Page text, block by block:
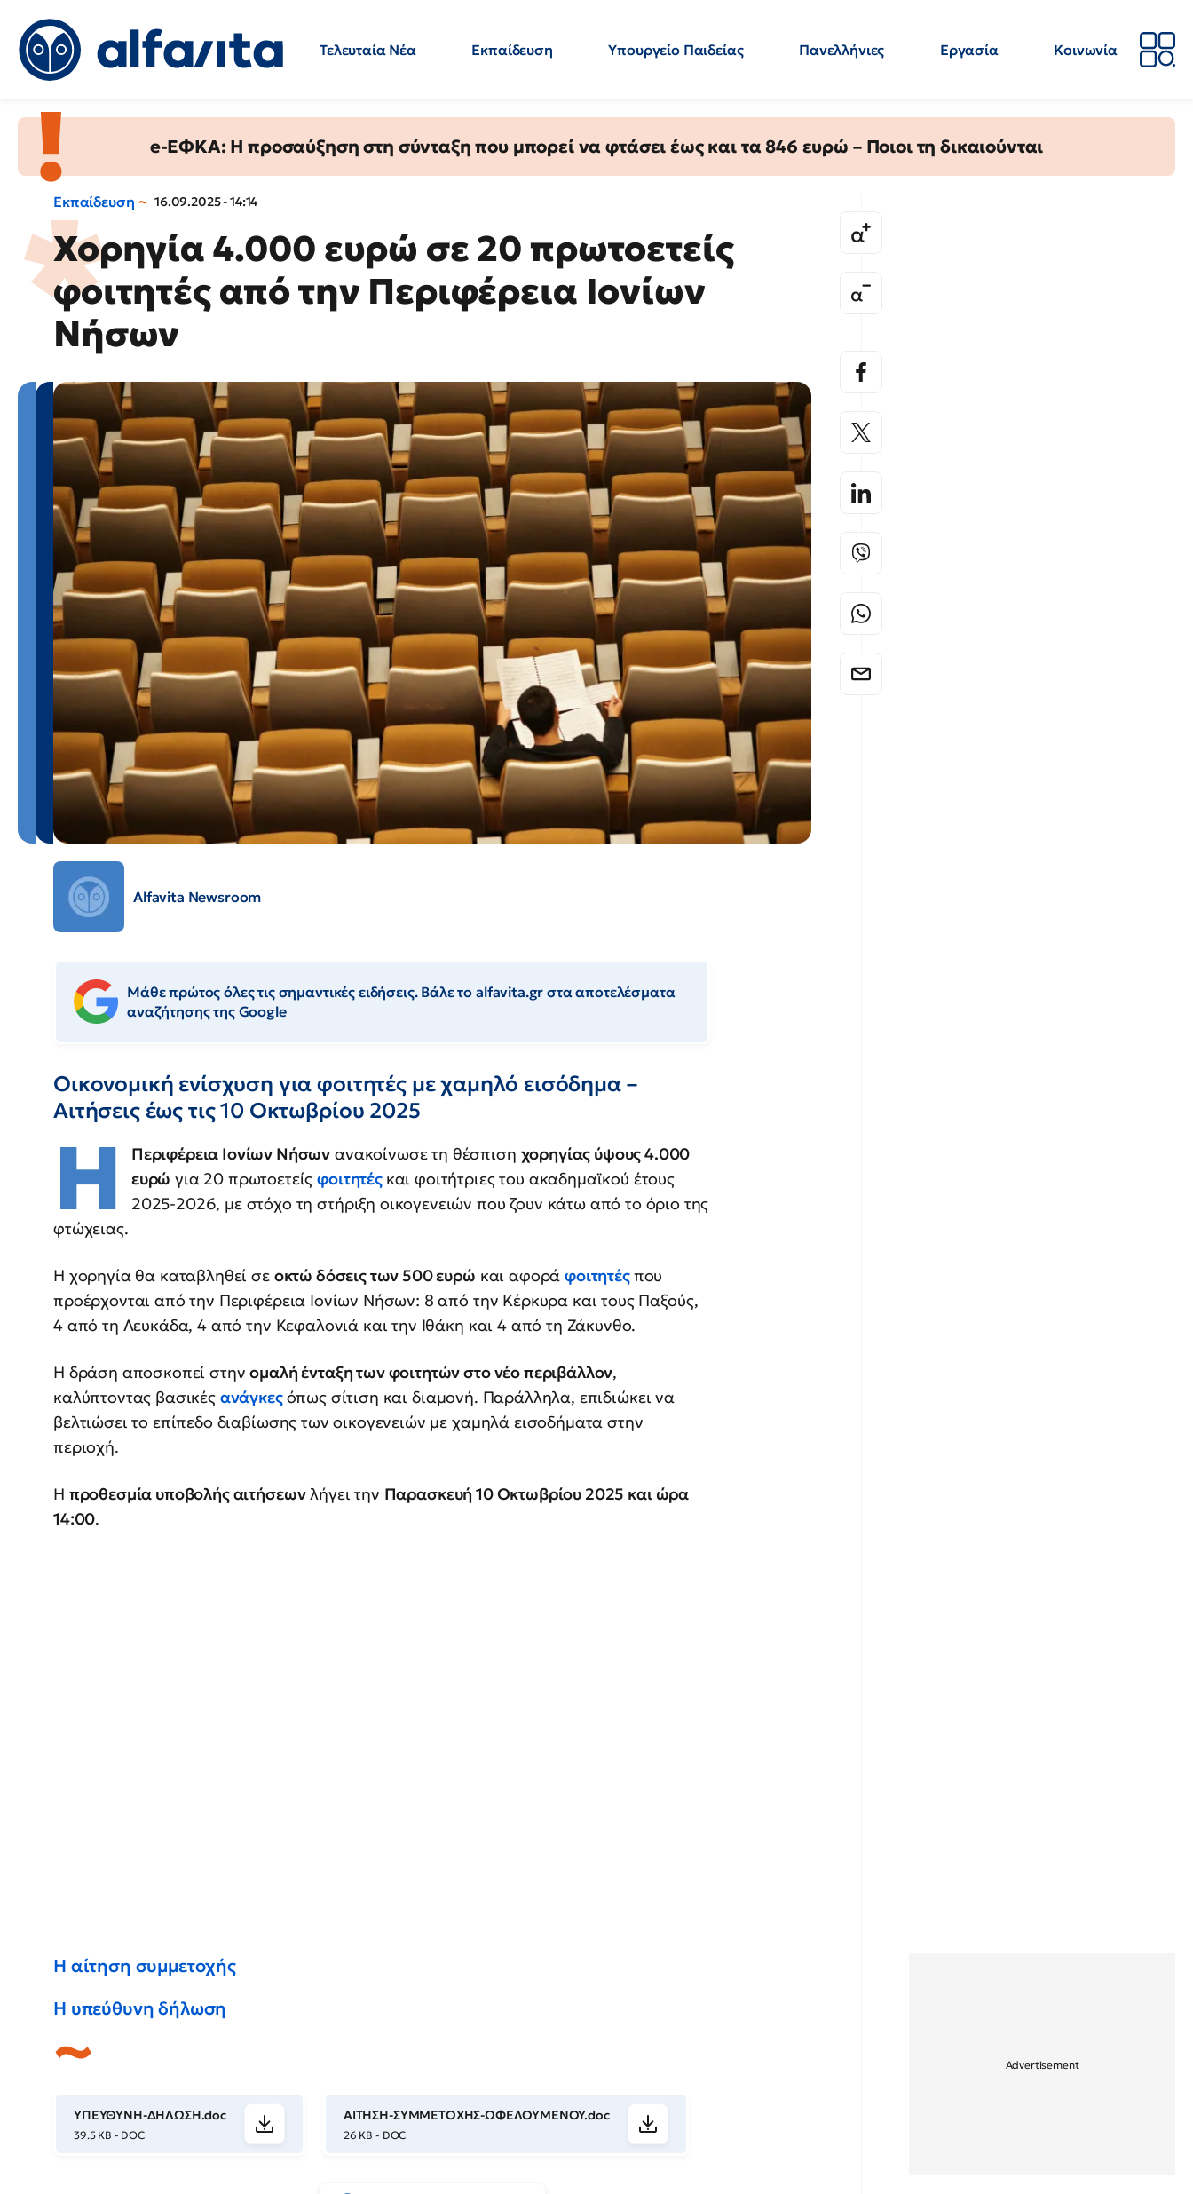
Τελευταία Νέα Εκπαίδευση Υπουργείο Παιδείας Πανελλήνιες Εργασία
Κοινωνία
e-ΕΦΚΑ: Η προσαύξηση στη σύνταξη που μπορεί να φτάσει έως και τα 846 ευρώ – Ποιοι τη δικαιούνται
Εκπαίδευση 16.09.2025 - 14:14
Χορηγία 4.000 ευρώ σε 20 πρωτοετείς
φοιτητές από την Περιφέρεια Ιονίων
Νήσων
Alfavita Newsroom
Μάθε πρώτος όλες τις σημαντικές ειδήσεις. Βάλε το alfavita.gr στα αποτελέσματα
αναζήτησης της Google
Οικονομική ενίσχυση για φοιτητές με χαμηλό εισόδημα –
Αιτήσεις έως τις 10 Οκτωβρίου 2025
Η Περιφέρεια Ιονίων Νήσων ανακοίνωσε τη θέσπιση χορηγίας ύψους 4.000
ευρώ για 20 πρωτοετείςφοιτητές και φοιτήτριες του ακαδημαϊκού έτους
2025-2026, με στόχο τη στήριξη οικογενειών που ζουν κάτω από το όριο της
φτώχειας.
Η χορηγία θα καταβληθεί σε οκτώ δόσεις των 500 ευρώ και αφοράφοιτητέςπου
προέρχονται από την Περιφέρεια Ιονίων Νήσων: 8 από την Κέρκυρα και τους Παξούς,
4 από τη Λευκάδα, 4 από την Κεφαλονιά και την Ιθάκη και 4 από τη Ζάκυνθο.
Η δράση αποσκοπεί στηνομαλή ένταξη των φοιτητών στο νέο περιβάλλον,
καλύπτοντας βασικές ανάγκεςόπως σίτιση και διαμονή. Παράλληλα, επιδιώκει να
βελτιώσει το επίπεδο διαβίωσης των οικογενειών με χαμηλά εισοδήματα στην
περιοχή.
Η προθεσμία υποβολής αιτήσεωνλήγει την Παρασκευή 10 Οκτωβρίου 2025 και ώρα
14:00.
Η αίτηση συμμετοχής
Η υπεύθυνη δήλωση
ΥΠΕΥΘΥΝΗ-ΔΗΛΩΣΗ.doc
39.5 KB - DOC
ΑΙΤΗΣΗ-ΣΥΜΜΕΤΟΧΗΣ-ΩΦΕΛΟΥΜΕΝΟΥ.doc
26 KB - DOC